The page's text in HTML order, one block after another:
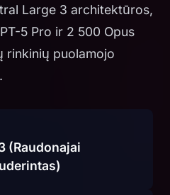
Large 3 architektūros,
5 Pro ir 2 500 Opus
rinkinių puolamojo
(Raudonajai